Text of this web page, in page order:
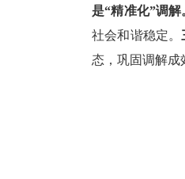
是“精准化”调解
社会和谐稳定。
态，巩固调解成